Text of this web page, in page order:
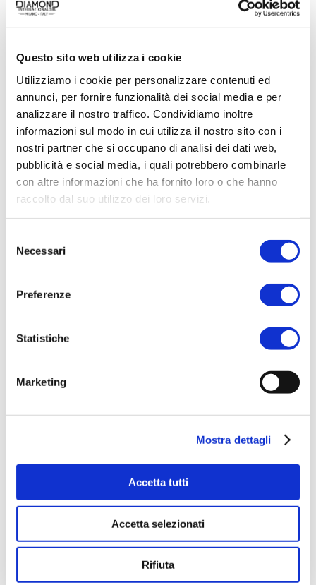
Questo sito web utilizza i cookie
Utilizziamo i cookie per personalizzare contenuti ed
annunci, per fornire funzionalità dei social media e per
analizzare il nostro traffico. Condividiamo inoltre
informazioni sul modo in cui utilizza il nostro sito con i
nostri partner che si occupano di analisi dei dati web,
pubblicità e social media, i quali potrebbero combinarle
con altre informazioni che ha fornito loro o che hanno
raccolto dal suo utilizzo dei loro servizi.
delNecessari
Preferenze
Statistiche
Marketing
Mostra dettagli
Accetta tutti
Accetta selezionati
Rifiuta